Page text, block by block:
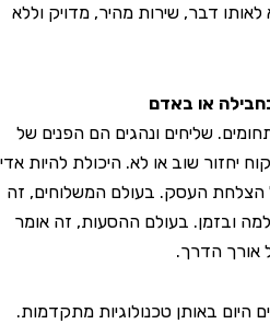
דבר, שירות מהיר, מדויק וללא
או באדם
שליחים ונהגים הם הפנים של
שוב או לא. היכולת להיות אדיב,
העסק. בעולם המשלוחים, זה
בעולם ההסעות, זה אומר
הדרך.
טכנולוגיות מתקדמות.